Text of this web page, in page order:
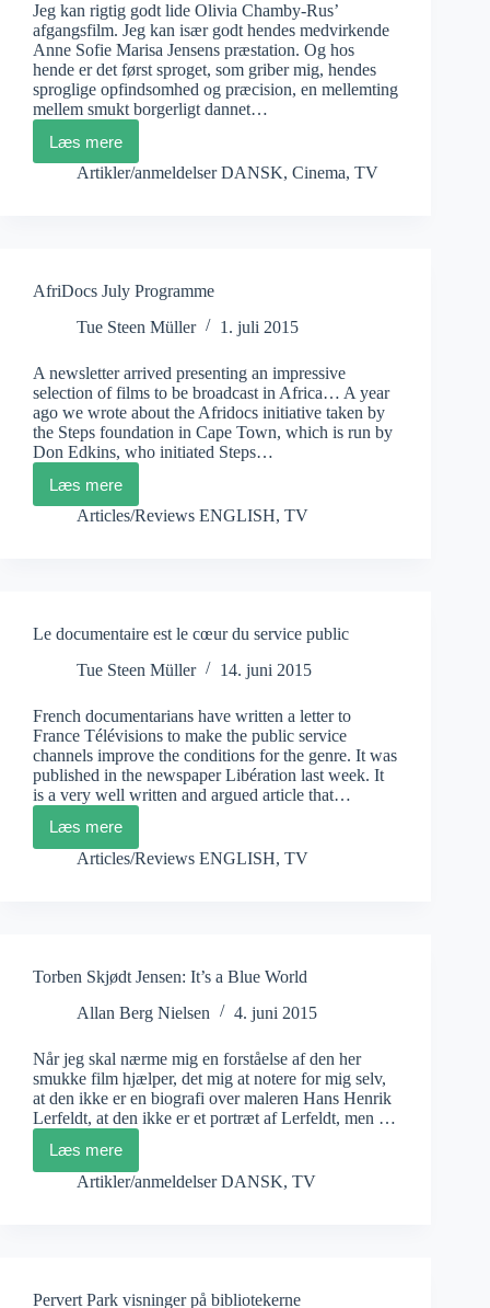
Jeg kan rigtig godt lide Olivia Chamby-Rus’
afgangsfilm. Jeg kan især godt hendes medvirkende
Anne Sofie Marisa Jensens præstation. Og hos
hende er det først sproget, som griber mig, hendes
sproglige opfindsomhed og præcision, en mellemting
mellem smukt borgerligt dannet…
Læs mere
Olivia
Chamby-
Artikler/anmeldelser DANSK, Cinema, TV
AfriDocs July Programme
Tue Steen Müller
1. juli 2015
A newsletter arrived presenting an impressive
selection of films to be broadcast in Africa… A year
ago we wrote about the Afridocs initiative taken by
the Steps foundation in Cape Town, which is run by
Don Edkins, who initiated Steps…
Læs mere
AfriDocs
July
Articles/Reviews ENGLISH, TV
Le documentaire est le cœur du service public
Tue Steen Müller
14. juni 2015
French documentarians have written a letter to
France Télévisions to make the public service
channels improve the conditions for the genre. It was
published in the newspaper Libération last week. It
is a very well written and argued article that…
Læs mere
Le
documentaire
Articles/Reviews ENGLISH, TV
Torben Skjødt Jensen: It’s a Blue World
Allan Berg Nielsen
4. juni 2015
Når jeg skal nærme mig en forståelse af den her
smukke film hjælper, det mig at notere for mig selv,
at den ikke er en biografi over maleren Hans Henrik
Lerfeldt, at den ikke er et portræt af Lerfeldt, men …
Læs mere
Torben
Skjødt
Artikler/anmeldelser DANSK, TV
Pervert Park visninger på bibliotekerne